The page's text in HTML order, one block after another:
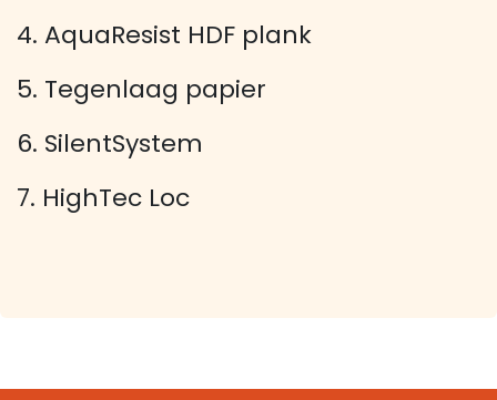
4. AquaResist HDF plank
5. Tegenlaag papier
6. SilentSystem
7. HighTec Loc